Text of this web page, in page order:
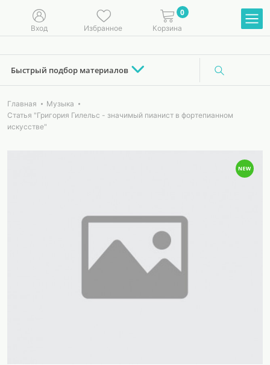
Вход Избранное
0
Корзина
Быстрый подбор материалов
Главная
Музыка
Статья "Григория Гилельс - значимый пианист в фортепианном
искусстве"